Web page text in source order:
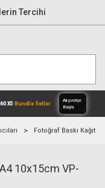
Tercihi
Alışverişe
Fotoğraf Baskı Kağıtları
10x15cm VP-